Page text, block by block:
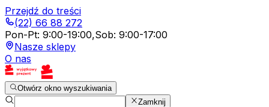
Przejdź do treści
(22) 66 88 272
Pon-Pt: 9:00-19:00,Sob: 9:00-17:00
Nasze sklepy
O nas
Otwórz okno wyszukiwania
Zamknij